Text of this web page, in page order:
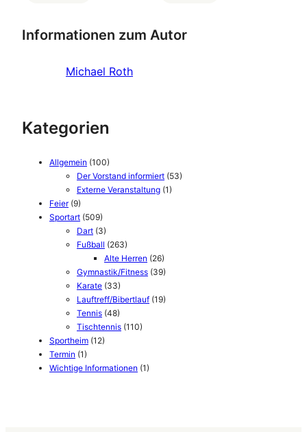
Informationen zum Autor
Michael Roth
Kategorien
Allgemein (100)
Der Vorstand informiert (53)
Externe Veranstaltung (1)
Feier(9)
Sportart (509)
Dart (3)
Fußball (263)
Alte Herren (26)
Gymnastik/Fitness (39)
Karate (33)
Lauftreff/Bibertlauf (19)
Tennis (48)
Tischtennis (110)
Sportheim (12)
Termin (1)
Wichtige Informationen (1)